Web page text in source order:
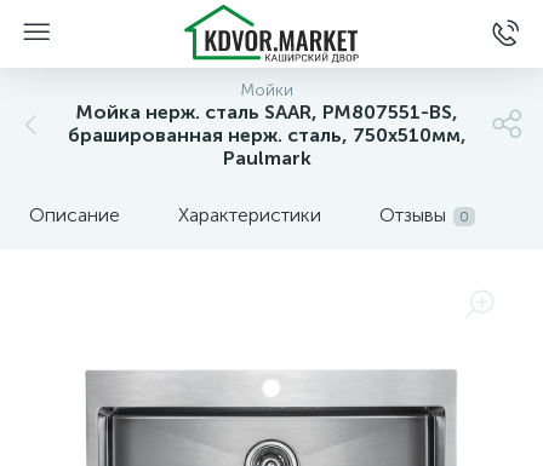
Мойки
Мойка нерж. сталь SAAR, PM807551-BS,
брашированная нерж. сталь, 750х510мм,
Paulmark
Описание Характеристики Отзывы 0